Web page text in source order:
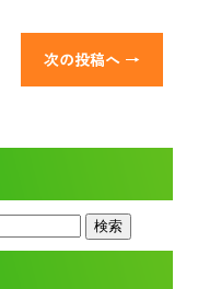
次の投稿へ →